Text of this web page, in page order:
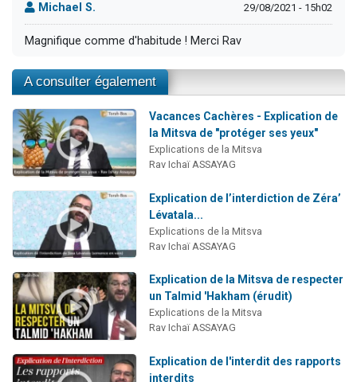
Michael S. 29/08/2021 - 15h02
Magnifique comme d'habitude ! Merci Rav
A consulter également
Vacances Cachères - Explication de
la Mitsva de "protéger ses yeux"
Explications de la Mitsva
Rav Ichaï ASSAYAG
Explication de l’interdiction de Zéra’
Lévatala...
Explications de la Mitsva
Rav Ichaï ASSAYAG
Explication de la Mitsva de respecter
un Talmid 'Hakham (érudit)
Explications de la Mitsva
Rav Ichaï ASSAYAG
Explication de l'interdit des rapports
interdits